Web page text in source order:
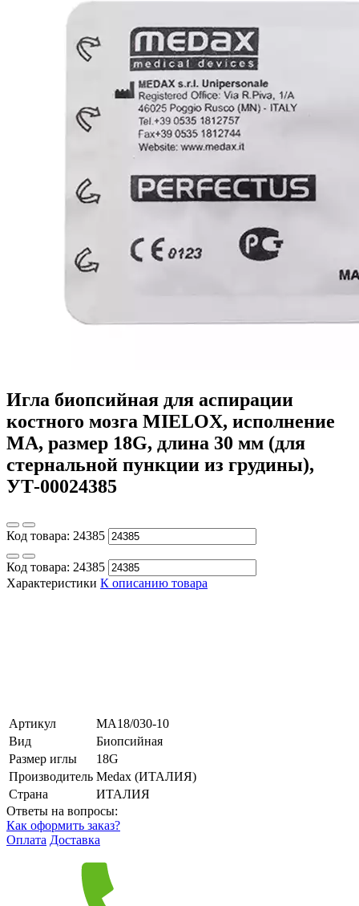
Игла биопсийная для аспирации
костного мозга MIELOX, исполнение
MA, размер 18G, длина 30 мм (для
стернальной пункции из грудины),
УТ-00024385
Код товара: 24385
Код товара: 24385
Характеристики К описанию товара
Артикул
MA18/030-10
Вид
Биопсийная
Размер иглы
18G
Производитель Medax (ИТАЛИЯ)
Страна
ИТАЛИЯ
Ответы на вопросы:
Как оформить заказ?
Оплата Доставка